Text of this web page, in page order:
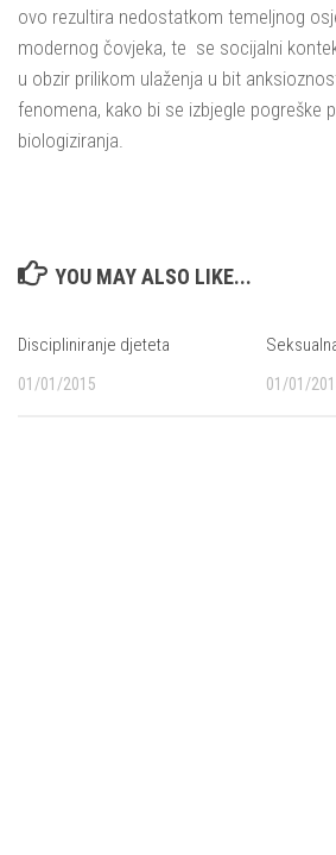
ovo rezultira nedostatkom temeljnog
modernog čovjeka, te se socijalni
u obzir prilikom ulaženja u bit
fenomena, kako bi se izbjegle pogreške
biologiziranja.
YOU MAY ALSO LIKE...
Discipliniranje djeteta
01/01/2015 01/01/